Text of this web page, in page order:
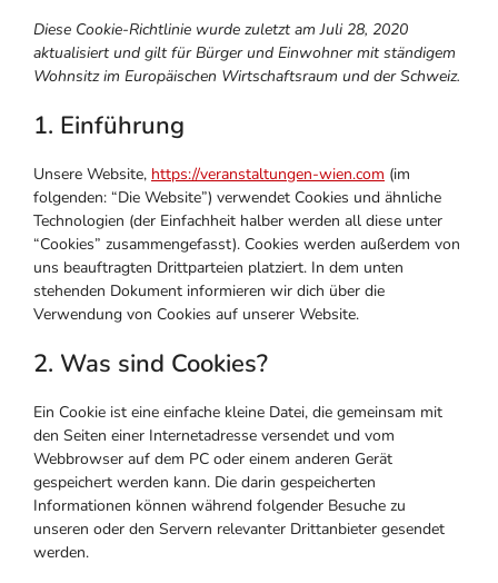
Diese Cookie-Richtlinie wurde zuletzt am Juli 28, 2020
aktualisiert und gilt für Bürger und Einwohner mit ständigem
Wohnsitz im Europäischen Wirtschaftsraum und der Schweiz.
1. Einführung
Unsere Website, https://veranstaltungen-wien.com (im
folgenden: “Die Website”) verwendet Cookies und ähnliche
Technologien (der Einfachheit halber werden all diese unter
“Cookies” zusammengefasst). Cookies werden außerdem von
uns beauftragten Drittparteien platziert. In dem unten
stehenden Dokument informieren wir dich über die
Verwendung von Cookies auf unserer Website.
2. Was sind Cookies?
Ein Cookie ist eine einfache kleine Datei, die gemeinsam mit
den Seiten einer Internetadresse versendet und vom
Webbrowser auf dem PC oder einem anderen Gerät
gespeichert werden kann. Die darin gespeicherten
Informationen können während folgender Besuche zu
unseren oder den Servern relevanter Drittanbieter gesendet
werden.